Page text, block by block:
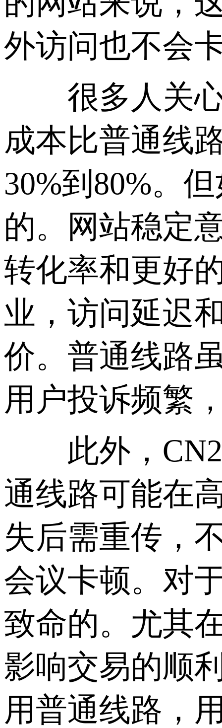
外访问也不会
很多人关心
成本比普通线
30%到80%。
的。网站稳定
转化率和更好
业，访问延迟
价。普通线路
用户投诉频繁
此外，CN2
通线路可能在
失后需重传，
会议卡顿。对
致命的。尤其
影响交易的顺
用普通线路，